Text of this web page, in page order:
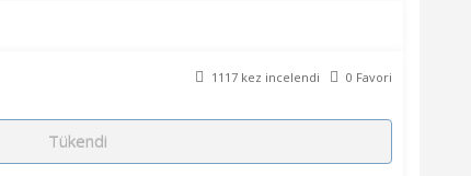
1117 kez incelendi 0 Favori
Tükendi